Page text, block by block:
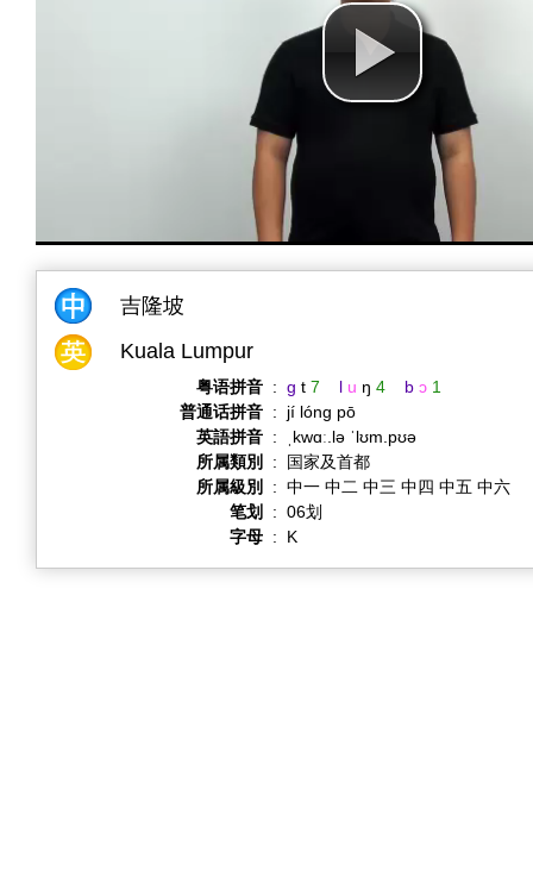
吉隆坡
Kuala Lumpur
粤语拼音 : g t 7 l u ŋ 4 b ɔ 1
普通话拼音 :
jí lóng pō
英語拼音 :
ˌkwɑː.lə ˈlʊm.pʊə
所属類別
:
国家及首都
所属級別
: 中一 中二 中三 中四 中五 中六
笔划
: 06划
字母 : K